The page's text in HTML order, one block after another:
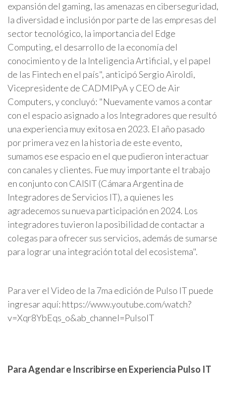
expansión del gaming, las amenazas en ciberseguridad,
la diversidad e inclusión por parte de las empresas del
sector tecnológico, la importancia del Edge
Computing, el desarrollo de la economía del
conocimiento y de la Inteligencia Artificial, y el papel
de las Fintech en el país", anticipó Sergio Airoldi,
Vicepresidente de CADMIPyA y CEO de Air
Computers, y concluyó: "Nuevamente vamos a contar
con el espacio asignado a los Integradores que resultó
una experiencia muy exitosa en 2023. El año pasado
por primera vez en la historia de este evento,
sumamos ese espacio en el que pudieron interactuar
con canales y clientes. Fue muy importante el trabajo
en conjunto con CAISIT (Cámara Argentina de
Integradores de Servicios IT), a quienes les
agradecemos su nueva participación en 2024. Los
integradores tuvieron la posibilidad de contactar a
colegas para ofrecer sus servicios, además de sumarse
para lograr una integración total del ecosistema".
Para ver el Video de la 7ma edición de Pulso IT puede
ingresar aquí: https://www.youtube.com/watch?
v=Xqr8YbEqs_o&ab_channel=PulsoIT
Para Agendar e Inscribirse en Experiencia Pulso IT